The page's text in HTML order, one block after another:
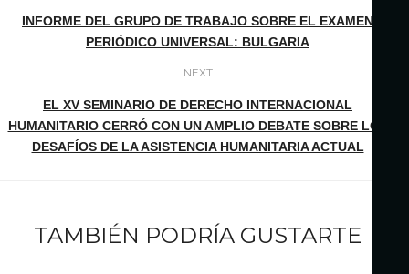
INFORME DEL GRUPO DE TRABAJO SOBRE EL EXAMEN
PERIÓDICO UNIVERSAL: BULGARIA
NEXT
EL XV SEMINARIO DE DERECHO INTERNACIONAL
HUMANITARIO CERRÓ CON UN AMPLIO DEBATE SOBRE LOS
DESAFÍOS DE LA ASISTENCIA HUMANITARIA ACTUAL
TAMBIÉN PODRÍA GUSTARTE